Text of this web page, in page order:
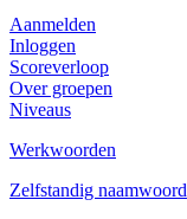
Aanmelden
Inloggen
Scoreverloop
Over groepen
Niveaus
Werkwoorden
Zelfstandig naamwoord